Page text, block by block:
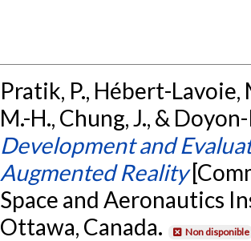
Pratik, P., Hébert-Lavoie,
M.-H., Chung, J., &
Development and
Augmented Reality
Space and Aeronautics
Ottawa, Canada.
Non disponible